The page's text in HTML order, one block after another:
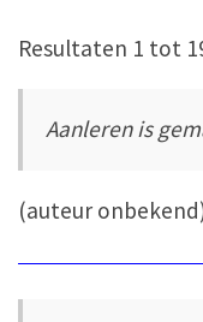
Resultaten 1 tot
Aanleren is
(auteur